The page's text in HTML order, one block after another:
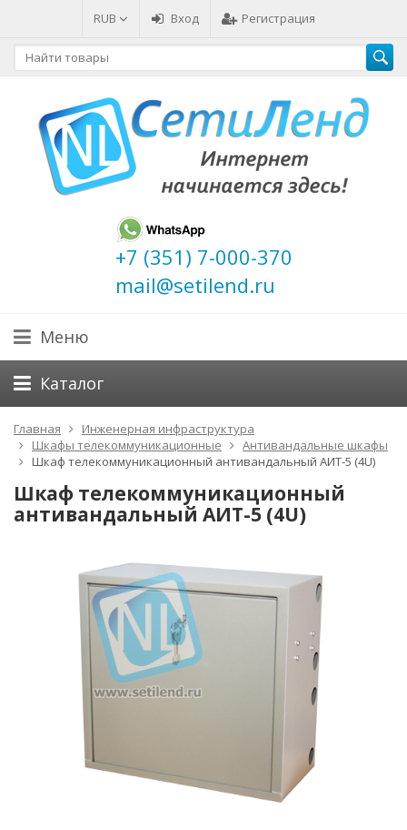
RUB Вход Регистрация
+7 (351) 7-000-370
mail@setilend.ru
Меню
Каталог
Главная
Инженерная инфраструктура
Шкафы телекоммуникационные
Антивандальные шкафы
Шкаф телекоммуникационный антивандальный АИТ-5 (4U)
Шкаф телекоммуникационный
антивандальный АИТ-5 (4U)